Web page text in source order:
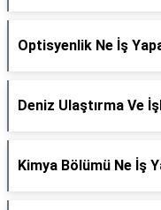
Optisyenlik Ne İş
Deniz Ulaştırma Ve
Kimya Bölümü Ne İş